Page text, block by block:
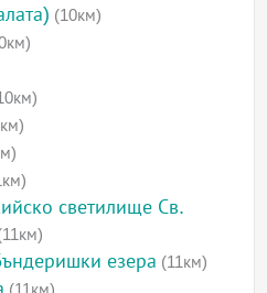
(10км)
светилище Св.
езера (11км)